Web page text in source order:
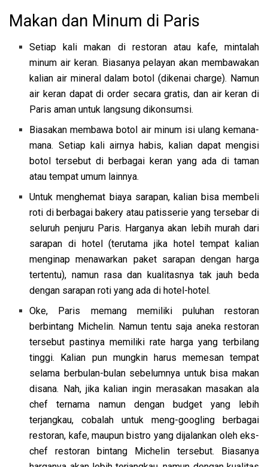
Makan dan Minum di Paris
Setiap kali makan di restoran atau kafe, mintalah
minum air keran. Biasanya pelayan akan membawakan
kalian air mineral dalam botol (dikenai charge). Namun
air keran dapat di order secara gratis, dan air keran di
Paris aman untuk langsung dikonsumsi.
Biasakan membawa botol air minum isi ulang kemana-
mana. Setiap kali airnya habis, kalian dapat mengisi
botol tersebut di berbagai keran yang ada di taman
atau tempat umum lainnya.
Untuk menghemat biaya sarapan, kalian bisa membeli
roti di berbagai bakery atau patisserie yang tersebar di
seluruh penjuru Paris. Harganya akan lebih murah dari
sarapan di hotel (terutama jika hotel tempat kalian
menginap menawarkan paket sarapan dengan harga
tertentu), namun rasa dan kualitasnya tak jauh beda
dengan sarapan roti yang ada di hotel-hotel.
Oke, Paris memang memiliki puluhan restoran
berbintang Michelin. Namun tentu saja aneka restoran
tersebut pastinya memiliki rate harga yang terbilang
tinggi. Kalian pun mungkin harus memesan tempat
selama berbulan-bulan sebelumnya untuk bisa makan
disana. Nah, jika kalian ingin merasakan masakan ala
chef ternama namun dengan budget yang lebih
terjangkau, cobalah untuk meng-googling berbagai
restoran, kafe, maupun bistro yang dijalankan oleh eks-
chef restoran bintang Michelin tersebut. Biasanya